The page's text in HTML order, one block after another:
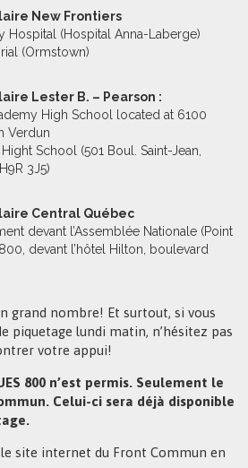
New Frontiers
Hospital (Hospital Anna-Laberge)
(Ormstown)
Lester B. – Pearson :
High School located at 6100
Verdun
Hight School (501 Boul. Saint-Jean,
3J5)
Central Québec
devant l’Assemblée Nationale (Point
devant l’hôtel Hilton, boulevard
grand nombre! Et surtout, si vous
piquetage lundi matin, n’hésitez pas
votre appui!
800 n’est permis. Seulement le
Celui-ci sera déjà disponible
site internet du Front Commun en